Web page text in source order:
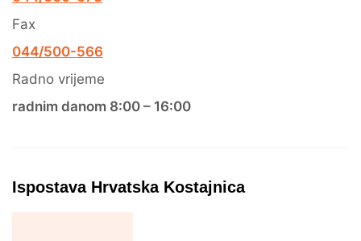
Fax
044/500-566
Radno vrijeme
radnim danom 8:00 – 16:00
Ispostava Hrvatska Kostajnica